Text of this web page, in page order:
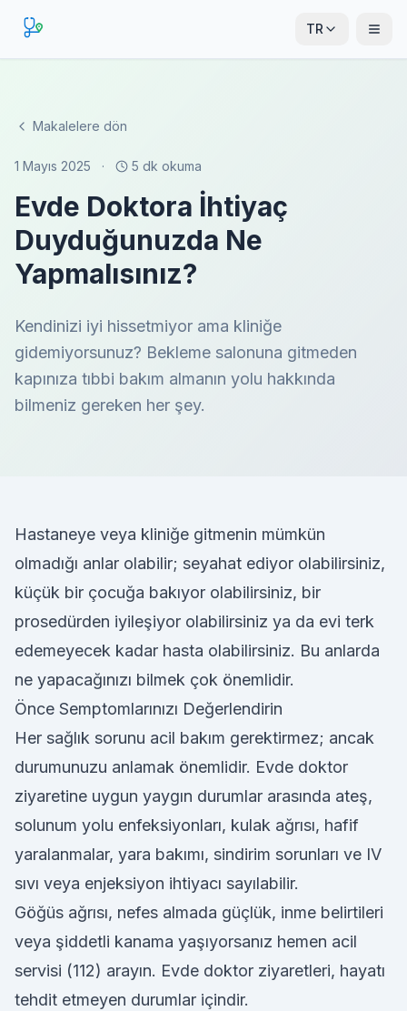
TR
Makalelere dön
1 Mayıs 2025 · 5 dk okuma
Evde Doktora İhtiyaç
Duyduğunuzda Ne
Yapmalısınız?
Kendinizi iyi hissetmiyor ama kliniğe
gidemiyorsunuz? Bekleme salonuna gitmeden
kapınıza tıbbi bakım almanın yolu hakkında
bilmeniz gereken her şey.
Hastaneye veya kliniğe gitmenin mümkün
olmadığı anlar olabilir; seyahat ediyor olabilirsiniz,
küçük bir çocuğa bakıyor olabilirsiniz, bir
prosedürden iyileşiyor olabilirsiniz ya da evi terk
edemeyecek kadar hasta olabilirsiniz. Bu anlarda
ne yapacağınızı bilmek çok önemlidir.
Önce Semptomlarınızı Değerlendirin
Her sağlık sorunu acil bakım gerektirmez; ancak
durumunuzu anlamak önemlidir. Evde doktor
ziyaretine uygun yaygın durumlar arasında ateş,
solunum yolu enfeksiyonları, kulak ağrısı, hafif
yaralanmalar, yara bakımı, sindirim sorunları ve IV
sıvı veya enjeksiyon ihtiyacı sayılabilir.
Göğüs ağrısı, nefes almada güçlük, inme belirtileri
veya şiddetli kanama yaşıyorsanız hemen acil
servisi (112) arayın. Evde doktor ziyaretleri, hayatı
tehdit etmeyen durumlar içindir.